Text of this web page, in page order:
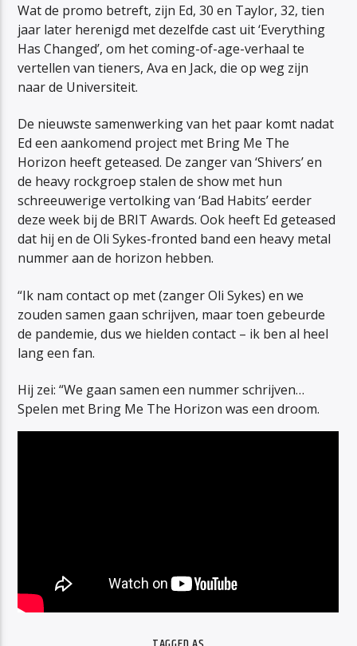
Wat de promo betreft, zijn Ed, 30 en Taylor, 32, tien
jaar later herenigd met dezelfde cast uit ‘Everything
Has Changed’, om het coming-of-age-verhaal te
vertellen van tieners, Ava en Jack, die op weg zijn
naar de Universiteit.
De nieuwste samenwerking van het paar komt nadat
Ed een aankomend project met Bring Me The
Horizon heeft geteased. De zanger van ‘Shivers’ en
de heavy rockgroep stalen de show met hun
schreeuwerige vertolking van ‘Bad Habits’ eerder
deze week bij de BRIT Awards. Ook heeft Ed geteased
dat hij en de Oli Sykes-fronted band een heavy metal
nummer aan de horizon hebben.
“Ik nam contact op met (zanger Oli Sykes) en we
zouden samen gaan schrijven, maar toen gebeurde
de pandemie, dus we hielden contact – ik ben al heel
lang een fan.
Hij zei: “We gaan samen een nummer schrijven…
Spelen met Bring Me The Horizon was een droom.